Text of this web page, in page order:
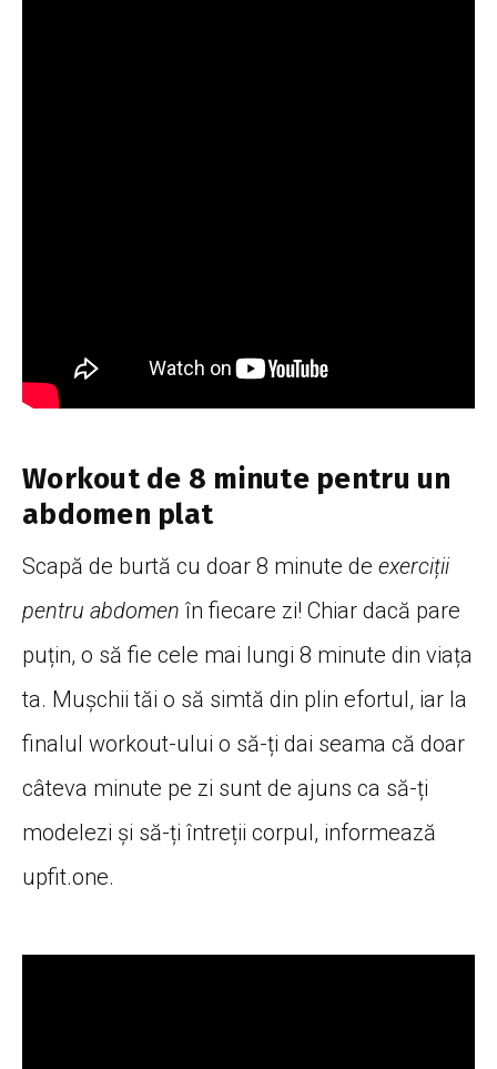
Workout de 8 minute pentru un
abdomen plat
Scapă de burtă cu doar 8 minute de exerciții
pentru abdomen în fiecare zi! Chiar dacă pare
puțin, o să fie cele mai lungi 8 minute din viața
ta. Mușchii tăi o să simtă din plin efortul, iar la
finalul workout-ului o să-ți dai seama că doar
câteva minute pe zi sunt de ajuns ca să-ți
modelezi și să-ți întreții corpul, informează
upfit.one.